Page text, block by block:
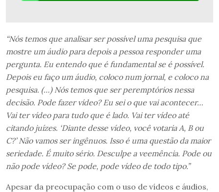
“Nós temos que analisar ser possível uma pesquisa que
mostre um áudio para depois a pessoa responder uma
pergunta. Eu entendo que é fundamental se é possível.
Depois eu faço um áudio, coloco num jornal, e coloco na
pesquisa. (…) Nós temos que ser peremptórios nessa
decisão. Pode fazer vídeo? Eu sei o que vai acontecer…
Vai ter vídeo para tudo que é lado. Vai ter vídeo até
citando juízes. ‘Diante desse vídeo, você votaria A, B ou
C?’ Não vamos ser ingênuos. Isso é uma questão da maior
seriedade. É muito sério. Desculpe a veemência. Pode ou
não pode vídeo? Se pode, pode vídeo de todo tipo.”
Apesar da preocupação com o uso de vídeos e áudios,